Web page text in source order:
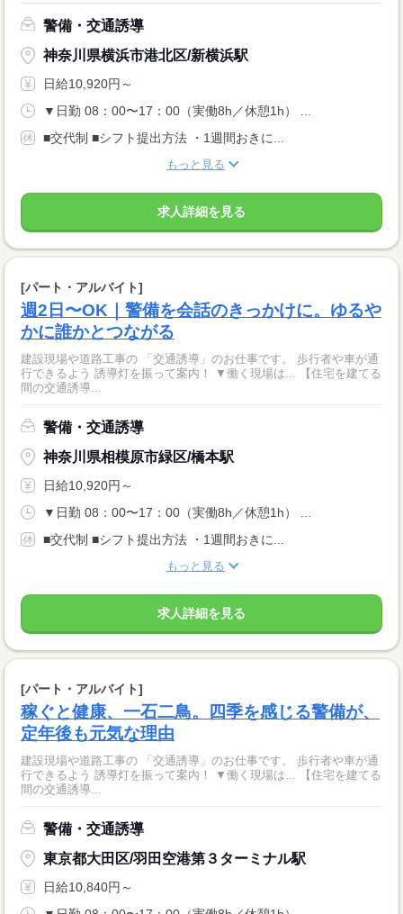
警備・交通誘導
神奈川県横浜市港北区/新横浜駅
日給10,920円～
▼日勤 08：00〜17：00（実働8h／休憩1h） ...
■交代制 ■シフト提出方法 ・1週間おきに...
もっと見る
求人詳細を見る
[パート・アルバイト]
週2日〜OK｜警備を会話のきっかけに。ゆるや
かに誰かとつながる
建設現場や道路工事の 「交通誘導」のお仕事です。 歩行者や車が通
行できるよう 誘導灯を振って案内！ ▼働く現場は... 【住宅を建てる
間の交通誘導...
警備・交通誘導
神奈川県相模原市緑区/橋本駅
日給10,920円～
▼日勤 08：00〜17：00（実働8h／休憩1h） ...
■交代制 ■シフト提出方法 ・1週間おきに...
もっと見る
求人詳細を見る
[パート・アルバイト]
稼ぐと健康、一石二鳥。四季を感じる警備が、
定年後も元気な理由
建設現場や道路工事の 「交通誘導」のお仕事です。 歩行者や車が通
行できるよう 誘導灯を振って案内！ ▼働く現場は... 【住宅を建てる
間の交通誘導...
警備・交通誘導
東京都大田区/羽田空港第３ターミナル駅
日給10,840円～